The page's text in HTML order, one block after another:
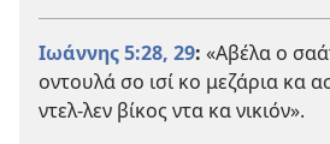
Ιωάννης 5:28, 29: «Αβέλα ο
οντουλά σο ισί κο μεζάρια κα
ντελ-λεν βίκος ντα κα νικιόν».